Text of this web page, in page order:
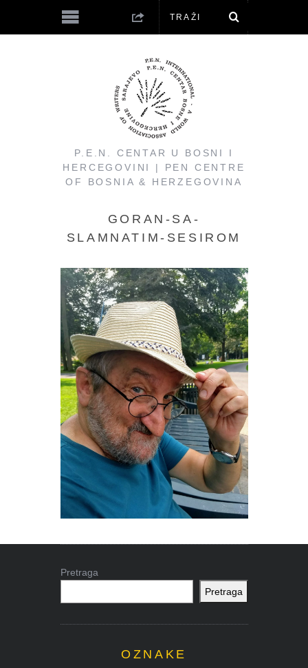
P.E.N. CENTAR U BOSNI I
HERCEGOVINI | PEN CENTRE
OF BOSNIA & HERZEGOVINA
GORAN-SA-
SLAMNATIM-SESIROM
Pretraga
Pretraga
OZNAKE